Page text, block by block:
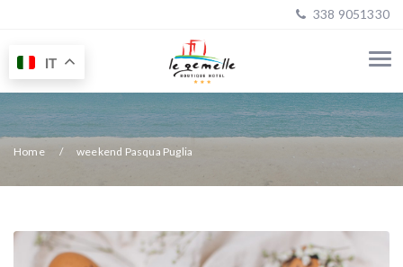
338 9051330
Home weekend Pasqua Puglia
IT